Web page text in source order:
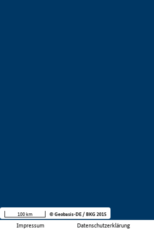
Impressum Datenschutzerklärung
100 km © Geobasis-DE / BKG 2015